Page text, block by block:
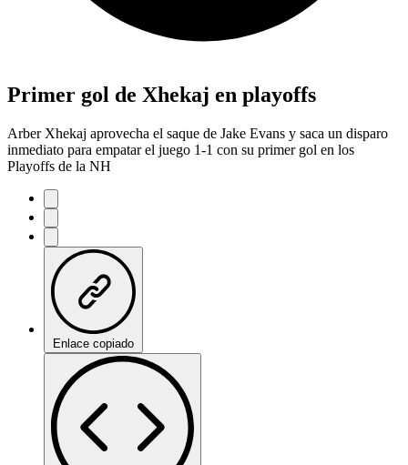
Primer gol de Xhekaj en playoffs
Arber Xhekaj aprovecha el saque de Jake Evans y saca un disparo
inmediato para empatar el juego 1-1 con su primer gol en los
Playoffs de la NH
Enlace copiado